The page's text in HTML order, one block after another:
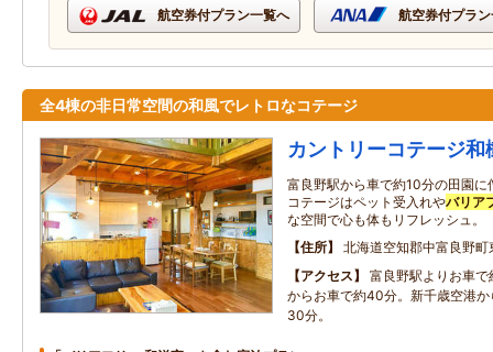
航空券付プラン一覧へ 航空券付プラ
全4棟の非日常空間の和風でレトロなコテージ
カントリーコテージ和
富良野駅から車で約10分の田園
コテージはペット受入れやバリア
な空間で心も体もリフレッシュ。
住所
北海道空知郡中富良野町
アクセス
富良野駅よりお車
からお車で約40分。新千歳空港
30分。